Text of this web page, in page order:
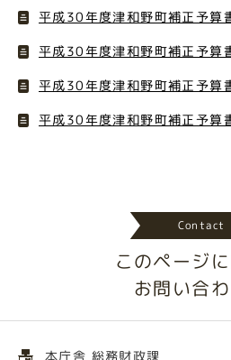
平成30年度津和野町補正予算
平成30年度津和野町補正予算
平成30年度津和野町補正予算
平成30年度津和野町補正予算
Contact
このページ
お問い合
本庁舎 総務財政課